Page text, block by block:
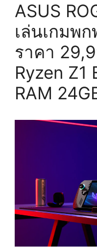
ASUS
เล่นเกมพ
ราคา
Ryzen Z1
RAM